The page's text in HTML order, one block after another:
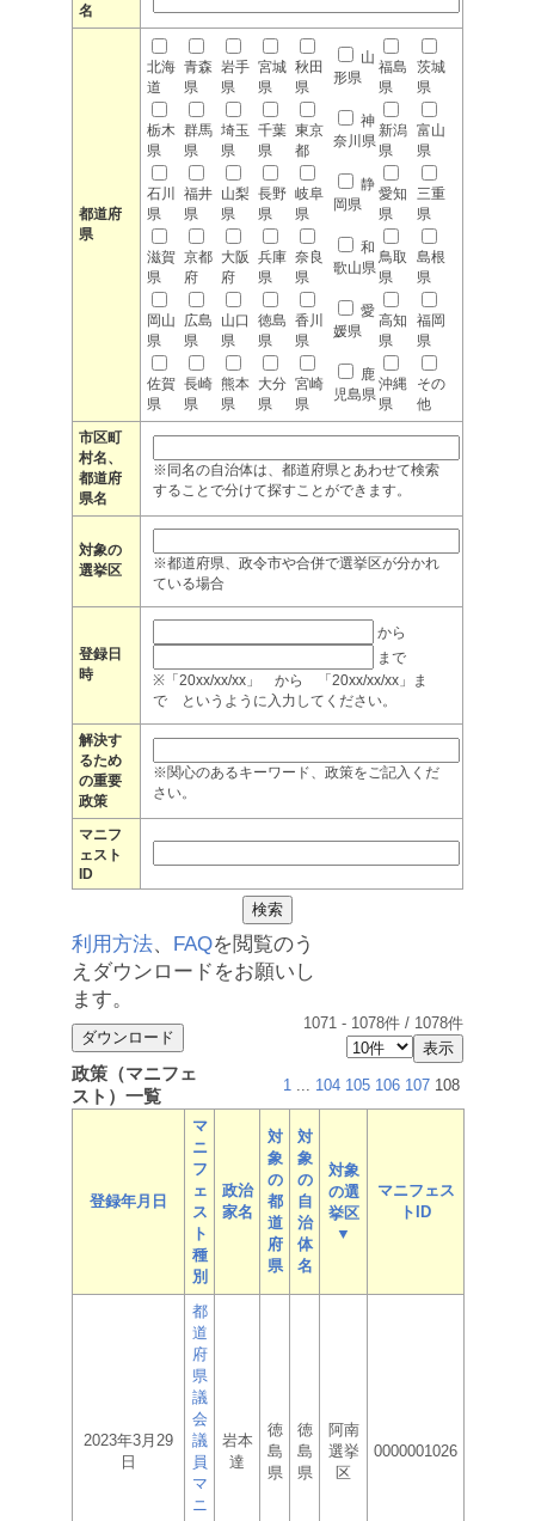
名
都道府
県
北海
道
青森
県
岩手
県
宮城
県
秋田
県
山
形県
福島
県
茨城
県
栃木
県
群馬
県
埼玉
県
千葉
県
東京
都
神
奈川県
新潟
県
富山
県
石川
県
福井
県
山梨
県
長野
県
岐阜
県
静
岡県
愛知
県
三重
県
滋賀
県
京都
府
大阪
府
兵庫
県
奈良
県
和
歌山県
鳥取
県
島根
県
岡山
県
広島
県
山口
県
徳島
県
香川
県
愛
媛県
高知
県
福岡
県
佐賀
県
長崎
県
熊本
県
大分
県
宮崎
県
鹿
児島県
沖縄
県
その
他
市区町
村名、
都道府
県名
※同名の自治体は、都道府県とあわせて検索
することで分けて探すことができます。
対象の
選挙区
※都道府県、政令市や合併で選挙区が分かれ
ている場合
登録日
時
から
まで
※「20xx/xx/xx」 から 「20xx/xx/xx」ま
で というように入力してください。
解決す
るため
の重要
政策
※関心のあるキーワード、政策をご記入くだ
さい。
マニフ
ェスト
ID
利用方法、 FAQを閲覧のう
えダウンロードをお願いし
ます。
1071 - 1078件 / 1078件
政策（マニフェ
スト）一覧
1 ... 104 105 106 107 108
登録年月日
マ
ニ
フ
ェ
ス
ト
種
別
政治
家名
対
象
の
都
道
府
県
対
象
の
自
治
体
名
対象
の選
挙区
▼
マニフェス
トID
2023年3月29
日
都
道
府
県
議
会
議
員
マ
ニ
岩本
達
徳
島
県
徳
島
県
阿南
選挙
区
0000001026